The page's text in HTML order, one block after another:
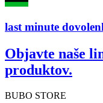
last minute
Objavte naše
produktov.
BUBO STORE